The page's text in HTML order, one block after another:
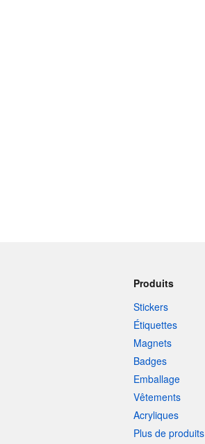
Produits
Stickers
Étiquettes
Magnets
Badges
Emballage
Vêtements
Acryliques
Plus de produits